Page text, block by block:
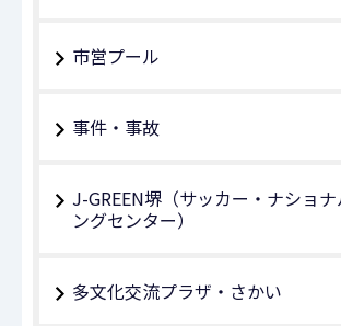
市営プール
事件・事故
J-GREEN堺（サッカー・ナショ
ングセンター）
多文化交流プラザ・さかい